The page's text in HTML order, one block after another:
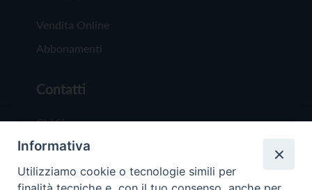
Vendita Online
Abbonamenti
Contatti
Chi Siamo
Redazione
Scrivici
Informativa
Utilizziamo cookie o tecnologie simili per